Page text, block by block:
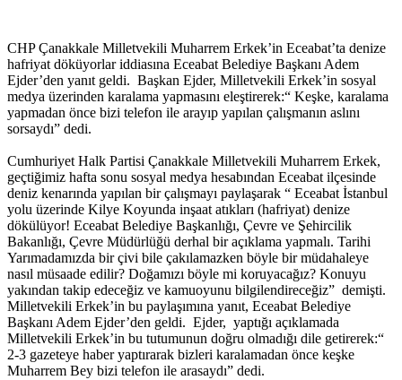
CHP Çanakkale Milletvekili Muharrem Erkek’in Eceabat’ta denize
hafriyat döküyorlar iddiasına Eceabat Belediye Başkanı Adem
Ejder’den yanıt geldi. Başkan Ejder, Milletvekili Erkek’in sosyal
medya üzerinden karalama yapmasını eleştirerek:“ Keşke, karalama
yapmadan önce bizi telefon ile arayıp yapılan çalışmanın aslını
sorsaydı” dedi.
Cumhuriyet Halk Partisi Çanakkale Milletvekili Muharrem Erkek,
geçtiğimiz hafta sonu sosyal medya hesabından Eceabat ilçesinde
deniz kenarında yapılan bir çalışmayı paylaşarak “ Eceabat İstanbul
yolu üzerinde Kilye Koyunda inşaat atıkları (hafriyat) denize
dökülüyor! Eceabat Belediye Başkanlığı, Çevre ve Şehircilik
Bakanlığı, Çevre Müdürlüğü derhal bir açıklama yapmalı. Tarihi
Yarımadamızda bir çivi bile çakılamazken böyle bir müdahaleye
nasıl müsaade edilir? Doğamızı böyle mi koruyacağız? Konuyu
yakından takip edeceğiz ve kamuoyunu bilgilendireceğiz” demişti.
Milletvekili Erkek’in bu paylaşımına yanıt, Eceabat Belediye
Başkanı Adem Ejder’den geldi. Ejder, yaptığı açıklamada
Milletvekili Erkek’in bu tutumunun doğru olmadığı dile getirerek:“
2-3 gazeteye haber yaptırarak bizleri karalamadan önce keşke
Muharrem Bey bizi telefon ile arasaydı” dedi.